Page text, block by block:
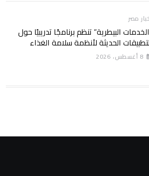
مصر
البيطرية” تنظم برنامجًا تدريبيًا حول
الحديثة لأنظمة سلامة الغذاء
8 أغسطس، 2026